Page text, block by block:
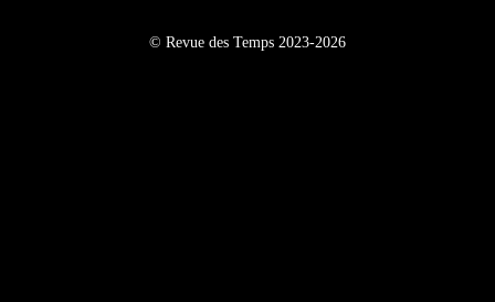
© Revue des Temps 2023-2026